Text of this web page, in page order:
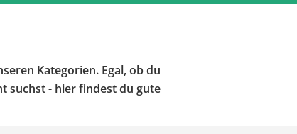
Kategorien. Egal, ob du
suchst - hier findest du gute